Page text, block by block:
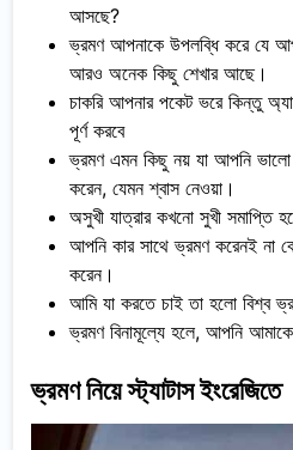
আসছে?
ভ্রমণ আপনাকে উপলব্ধি করে যে
আরও অনেক কিছু শেখার আছে।
চাকরি আপনার পকেট ভরে কিন্তু
পূর্ণ করবে
ভ্রমণ এমন কিছু নয় যা আপনি
করেন, যেমন শ্বাস নেওয়া।
অসুখী যাত্রার কখনো সুখী সমাপ্তি
আপনি কার সাথে ভ্রমণ করেনই না
করেন।
আমি যা করতে চাই তা হলো বিশ্ব
ভ্রমণ বিনামূল্যে হলে, আপনি
ভ্রমণ নিয়ে স্ট্যাটাস ইংরেজিতে